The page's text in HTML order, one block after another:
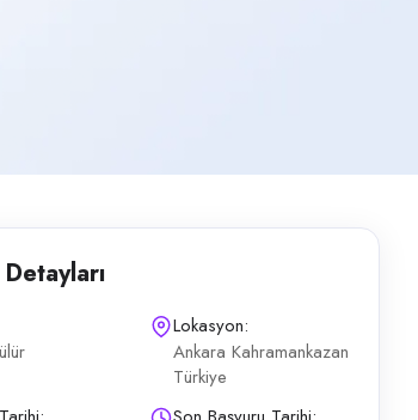
Elektrik-enerji sektöründeki idari binada
Detayları
Lokasyon:
Ankara Kahramankazan
Türkiye